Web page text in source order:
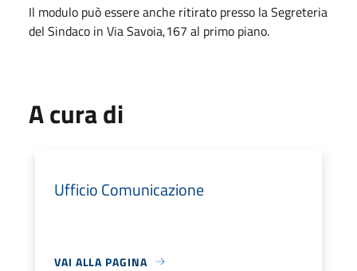
Il modulo può essere anche ritirato presso la Segreteria
del Sindaco in Via Savoia,167 al primo piano.
A cura di
Ufficio Comunicazione
VAI ALLA PAGINA